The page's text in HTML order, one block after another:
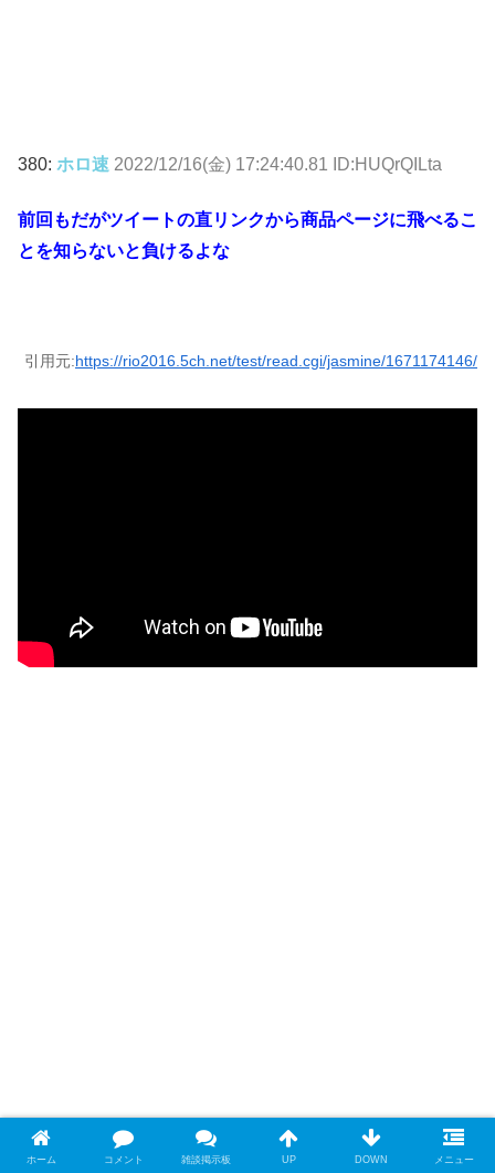
380: ホロ速 2022/12/16(金) 17:24:40.81 ID:HUQrQILta
前回もだがツイートの直リンクから商品ページに飛べるこ
とを知らないと負けるよな
引用元:https://rio2016.5ch.net/test/read.cgi/jasmine/1671174146/
ホーム コメント 雑談掲示板 UP DOWN メニュー